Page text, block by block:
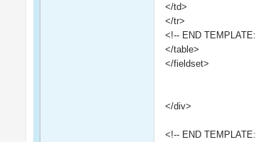
</td>
</tr>
<!-- END
</table>
</fieldset>
</div>
<!-- END